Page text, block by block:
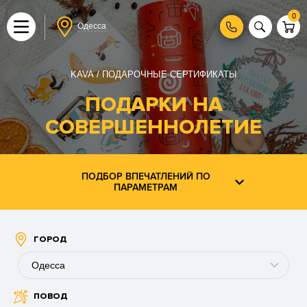
Одесса
0
KAVA ПОДАРОЧНЫЕ СЕРТИФИКАТЫ
ПОДАРКИ НА
СОВЕРШЕННОЛЕТИЕ
ПОДБОР ВПЕЧАТЛЕНИЙ ПО
ПАРАМЕТРАМ
ГОРОД
Одесса
Буковель
ПОВОД